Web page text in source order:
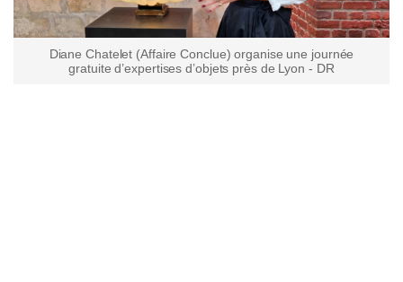
Diane Chatelet (Affaire Conclue) organise une journée
gratuite d’expertises d’objets près de Lyon - DR